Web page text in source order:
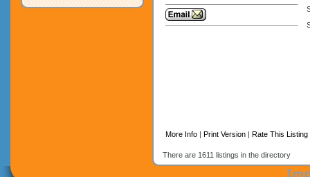
More Info | Print Version | Rate This Listing
There are 1611 listings in the directory